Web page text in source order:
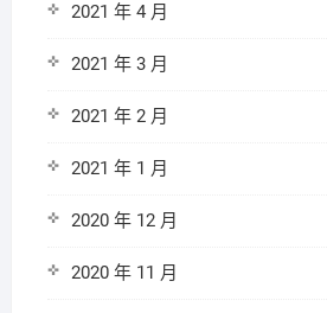
2021 年 4 月
2021 年 3 月
2021 年 2 月
2021 年 1 月
2020 年 12 月
2020 年 11 月